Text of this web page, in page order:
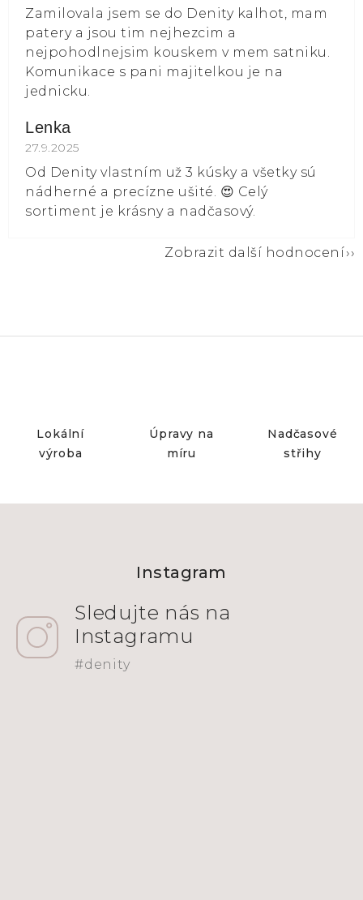
Lokální
výroba
Úpravy na
míru
Nadčasové
střihy
Zamilovala jsem se do Denity kalhot, mam
patery a jsou tim nejhezcim a
nejpohodlnejsim kouskem v mem satniku.
Komunikace s pani majitelkou je na
jednicku.
Lenka
Hodnocení obchodu je 5 z 5 hvězdiček.
27.9.2025
Od Denity vlastním už 3 kúsky a všetky sú
nádherné a precízne ušité. 😍 Celý
sortiment je krásny a nadčasový.
Zobrazit další hodnocení
Instagram